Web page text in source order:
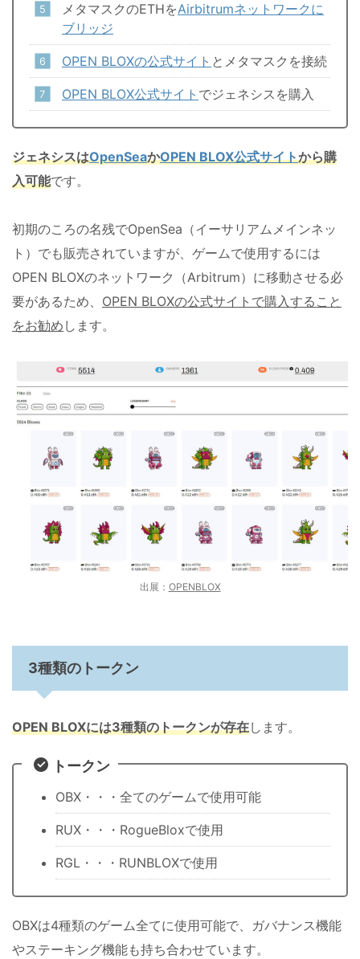
メタマスクのETHをAirbitrumネットワークに
ブリッジ
OPEN BLOXの公式サイト とメタマスクを接続
OPEN BLOX公式サイト でジェネシスを購入
ジェネシスはOpenSeaかOPEN BLOX公式サイトから購
入可能です。
初期のころの名残でOpenSea（イーサリアムメインネッ
ト）でも販売されていますが、ゲームで使用するには
OPEN BLOXのネットワーク（Arbitrum）に移動させる必
要があるため、 OPEN BLOXの公式サイトで購入すること
をお勧め します。
出展： OPENBLOX
3種類のトークン
OPEN BLOXには3種類のトークンが存在します。
トークン
OBX・・・全てのゲームで使用可能
RUX・・・RogueBloxで使用
RGL・・・RUNBLOXで使用
OBXは4種類のゲーム全てに使用可能で、ガバナンス機能
やステーキング機能も持ち合わせています。